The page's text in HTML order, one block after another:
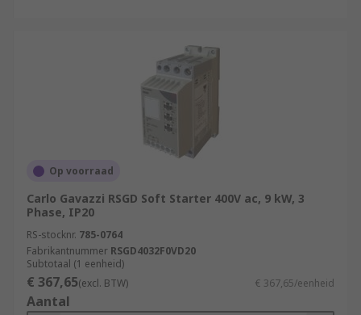
Op voorraad
Carlo Gavazzi RSGD Soft Starter 400V ac, 9 kW, 3
Phase, IP20
RS-stocknr. 785-0764
Fabrikantnummer RSGD4032F0VD20
Subtotaal (1 eenheid)
€ 367,65(excl. BTW) € 367,65/eenheid
Aantal